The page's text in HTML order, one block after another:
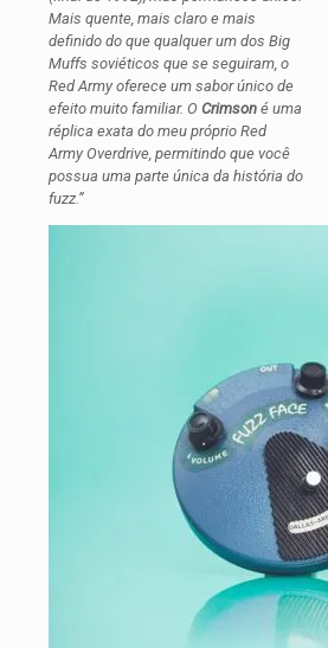
Mais quente, mais claro e mais
definido do que qualquer um dos Big
Muffs soviéticos que se seguiram, o
Red Army oferece um sabor único de
efeito muito familiar. O Crimson é uma
réplica exata do meu próprio Red
Army Overdrive, permitindo que você
possua uma parte única da história do
fuzz.”